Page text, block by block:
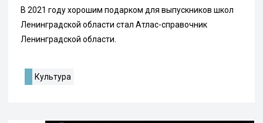
В 2021 году хорошим подарком для выпускников школ
Ленинградской области стал Атлас-справочник
Ленинградской области.
Культура